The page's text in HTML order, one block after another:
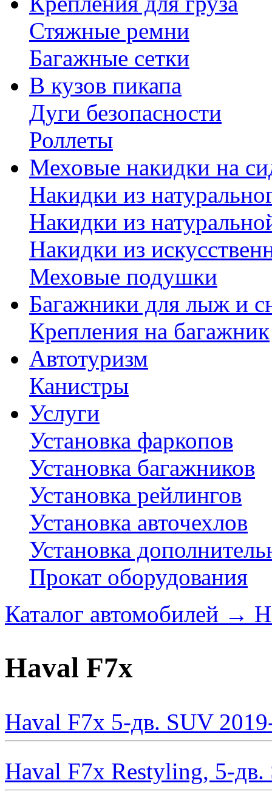
Стяжные ремни
Багажные сетки
В кузов пикапа
Дуги безопасности
Роллеты
Меховые накидки на
Накидки из
Накидки из
Накидки из
Меховые подушки
Багажники для лыж и
Крепления на багажник
Автотуризм
Канистры
Услуги
Установка фаркопов
Установка багажников
Установка рейлингов
Установка авточехлов
Установка
Прокат оборудования
Каталог автомобилей →
Haval F7x
Haval F7x 5-дв. SUV
Haval F7x Restyling, 5-